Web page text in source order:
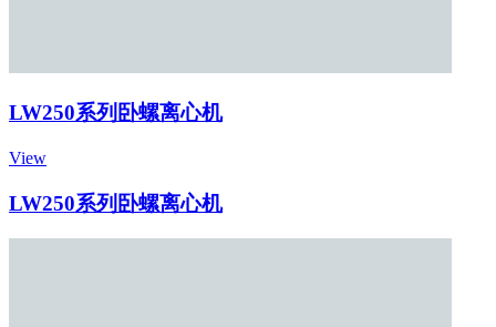
LW250系列卧螺离心机
View
LW250系列卧螺离心机